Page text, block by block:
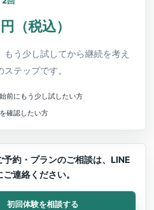
（税込）
もう少し試してから継続を考え
テップです。
前にもう少し試したい方
確認したい方
予約・プランのご相談は、LINE
連絡ください。
初回体験を相談する